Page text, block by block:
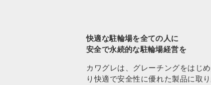
快適な駐輪場を全ての人に
安全で永続的な駐輪場経営を
カワグレは、グレーチングをはじ
り快適で安全性に優れた製品に取